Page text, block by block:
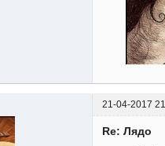
21-04-2017
Re: Лядо